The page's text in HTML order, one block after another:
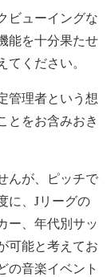
ビューイングな
能を十分果たせ
ください。
管理者という想
とをお含みおき
んが、ピッチで
に、Jリーグの
ー、年代別サッ
可能と考えてお
の音楽イベント